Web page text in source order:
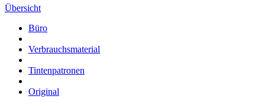
Übersicht
Büro
Verbrauchsmaterial
Tintenpatronen
Original